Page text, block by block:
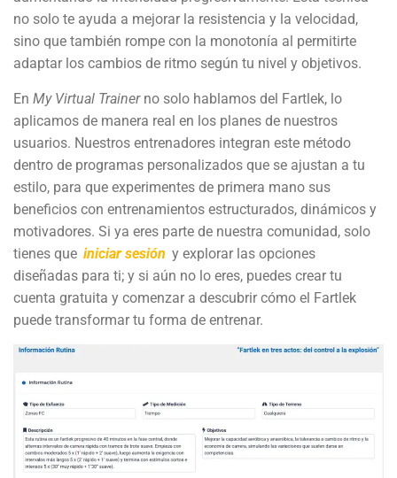
no solo te ayuda a mejorar la resistencia y la velocidad,
sino que también rompe con la monotonía al permitirte
adaptar los cambios de ritmo según tu nivel y objetivos.
En My Virtual Trainerno solo hablamos del Fartlek, lo
aplicamos de manera real en los planes de nuestros
usuarios. Nuestros entrenadores integran este método
dentro de programas personalizados que se ajustan a tu
estilo, para que experimentes de primera mano sus
beneficios con entrenamientos estructurados, dinámicos y
motivadores. Si ya eres parte de nuestra comunidad, solo
tienes que iniciar sesión y explorar las opciones
diseñadas para ti; y si aún no lo eres, puedes crear tu
cuenta gratuita y comenzar a descubrir cómo el Fartlek
puede transformar tu forma de entrenar.